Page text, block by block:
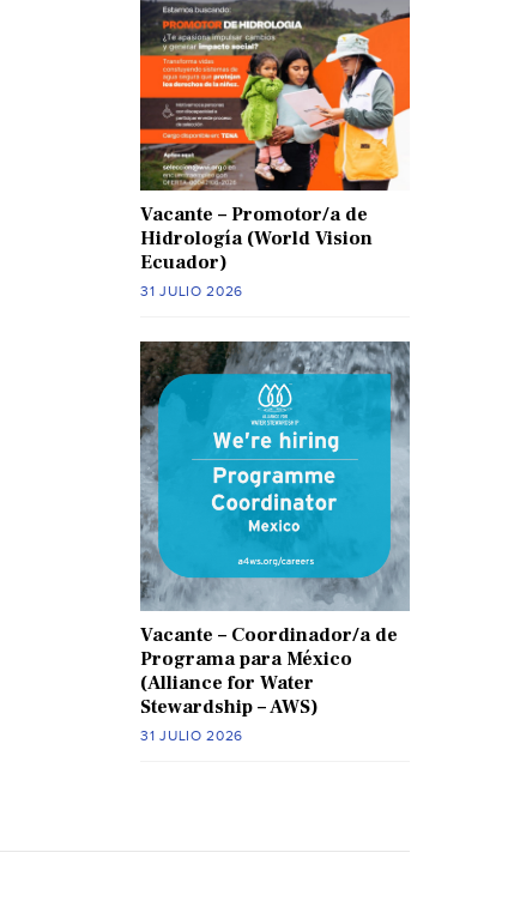
Vacante – Promotor/a de
Hidrología (World Vision
Ecuador)
31 JULIO 2026
Vacante – Coordinador/a de
Programa para México
(Alliance for Water
Stewardship – AWS)
31 JULIO 2026